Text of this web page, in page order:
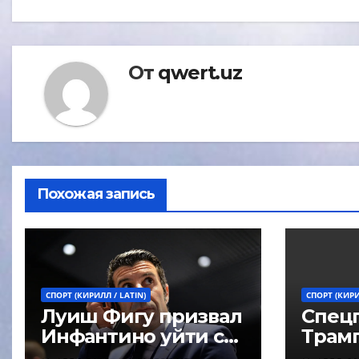
записям
От qwert.uz
Похожая запись
СПОРТ (КИРИЛЛ / LATIN)
Луиш Фигу призвал
Инфантино уйти с
СПОРТ